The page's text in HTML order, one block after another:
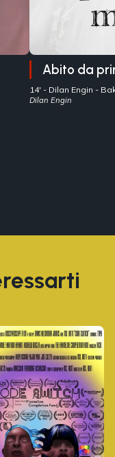
Abito da
14' - Dilan Engin -
Dilan Engin